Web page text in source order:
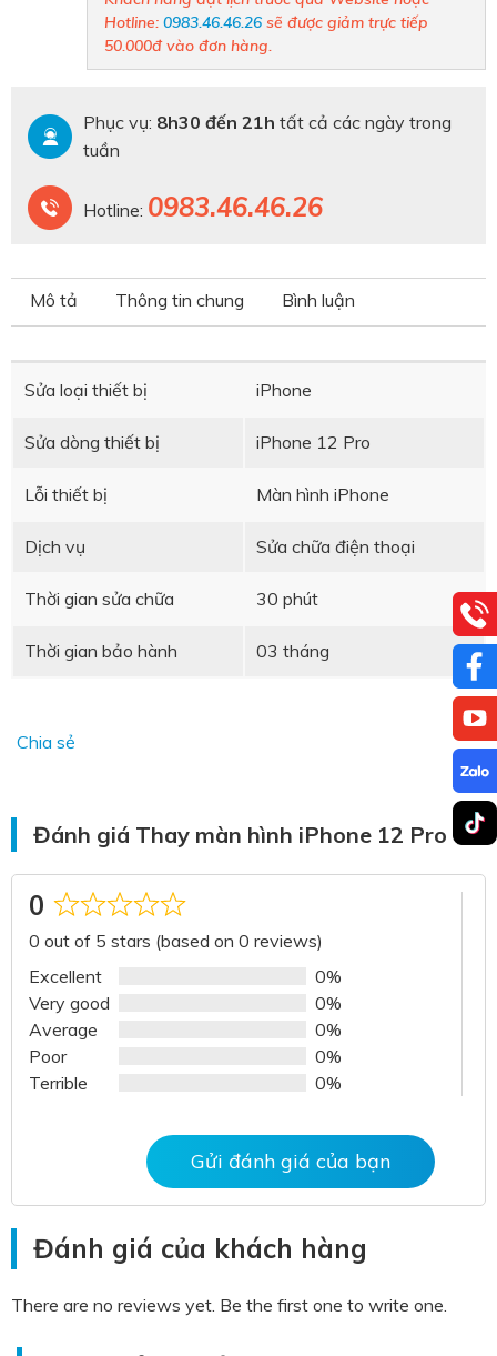
Hotline: 0983.46.46.26 sẽ được giảm trực tiếp
50.000đ vào đơn hàng.
Phục vụ: 8h30 đến 21h tất cả các ngày trong
tuần
Hotline: 0983.46.46.26
Mô tả Thông tin chung Bình luận
Sửa loại thiết bị iPhone
Sửa dòng thiết bị iPhone 12 Pro
Lỗi thiết bị Màn hình iPhone
Dịch vụ Sửa chữa điện thoại
Thời gian sửa chữa 30 phút
Thời gian bảo hành 03 tháng
Chia sẻ
Đánh giá Thay màn hình iPhone 12 Pro
0
Rated
0
out
of
5
0 out of 5 stars (based on 0 reviews)
Excellent
0%
Very good
0%
Average
0%
Poor
0%
Terrible
0%
Gửi đánh giá của bạn
Đánh giá của khách hàng
There are no reviews yet. Be the first one to write one.